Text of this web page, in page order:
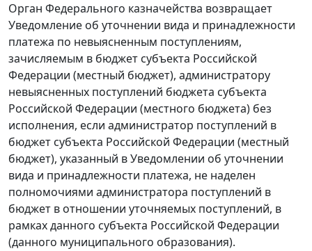
Орган Федерального казначейства возвращает
Уведомление об уточнении вида и принадлежности
платежа по невыясненным поступлениям,
зачисляемым в бюджет субъекта Российской
Федерации (местный бюджет), администратору
невыясненных поступлений бюджета субъекта
Российской Федерации (местного бюджета) без
исполнения, если администратор поступлений в
бюджет субъекта Российской Федерации (местный
бюджет), указанный в Уведомлении об уточнении
вида и принадлежности платежа, не наделен
полномочиями администратора поступлений в
бюджет в отношении уточняемых поступлений, в
рамках данного субъекта Российской Федерации
(данного муниципального образования).